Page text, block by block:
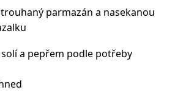
parmazán a nasekanou
a pepřem podle potřeby